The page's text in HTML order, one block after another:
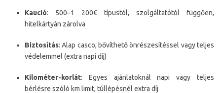
Kaució: 500–1 200€ típustól, szolgáltatótól függően,
hitelkártyán zárolva
Biztosítás: Alap casco, bővíthető önrészesítéssel vagy teljes
védelemmel (extra napi díj)
Kilométer-korlát: Egyes ajánlatoknál napi vagy teljes
bérlésre szóló km limit, túllépésnél extra díj